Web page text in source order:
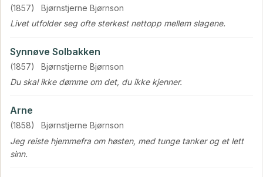
(1857)
Bjørnstjerne Bjørnson
Livet utfolder seg ofte sterkest nettopp mellem slagene.
Synnøve Solbakken
(1857)
Bjørnstjerne Bjørnson
Du skal ikke dømme om det, du ikke kjenner.
Arne
(1858)
Bjørnstjerne Bjørnson
Jeg reiste hjemmefra om høsten, med tunge tanker og et lett
sinn.